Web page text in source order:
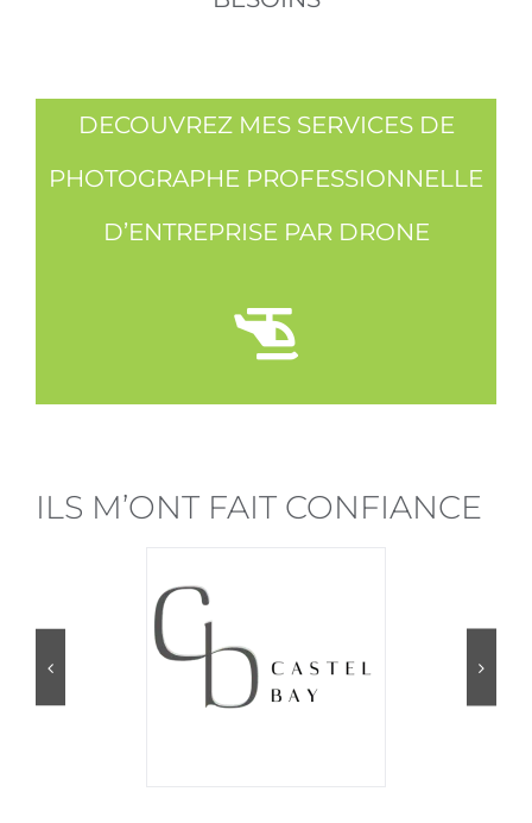
DECOUVREZ MES SERVICES DE
PHOTOGRAPHE PROFESSIONNELLE
D’ENTREPRISE PAR DRONE
ILS M’ONT FAIT CONFIANCE